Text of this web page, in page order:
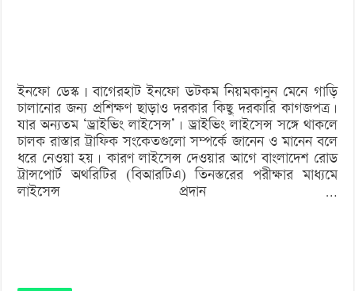
ইনফো ডেস্ক | বাগেরহাট ইনফো ডটকম নিয়মকানুন মেনে গাড়ি
চালানোর জন্য প্রশিক্ষণ ছাড়াও দরকার কিছু দরকারি কাগজপত্র।
যার অন্যতম ‘ড্রাইভিং লাইসেন্স’। ড্রাইভিং লাইসেন্স সঙ্গে থাকলে
চালক রাস্তার ট্রাফিক সংকেতগুলো সম্পর্কে জানেন ও মানেন বলে
ধরে নেওয়া হয়। কারণ লাইসেন্স দেওয়ার আগে বাংলাদেশ রোড
ট্রান্সপোর্ট অথরিটির (বিআরটিএ) তিনস্তরের পরীক্ষার মাধ্যমে
লাইসেন্স প্রদান …